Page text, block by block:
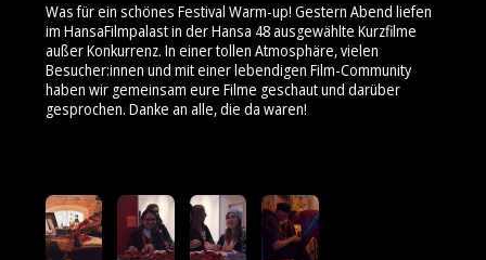
Was für ein schönes Festival Warm-up! Gestern Abend liefen
im HansaFilmpalast in der Hansa 48 ausgewählte Kurzfilme
außer Konkurrenz. In einer tollen Atmosphäre, vielen
Besucher:innen und mit einer lebendigen Film-Community
haben wir gemeinsam eure Filme geschaut und darüber
gesprochen. Danke an alle, die da waren!